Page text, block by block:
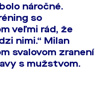
náročné.
so
veľmi rád, že
nimi.“ Milan
svalovom zranení
s mužstvom.